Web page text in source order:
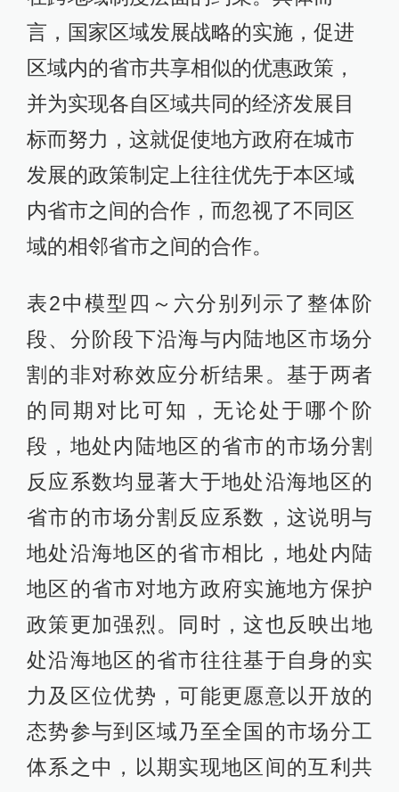
表2中模型四～六分别列示了整体阶
段、分阶段下沿海与内陆地区市场分
割的非对称效应分析结果。基于两者
的同期对比可知，无论处于哪个阶
段，地处内陆地区的省市的市场分割
反应系数均显著大于地处沿海地区的
省市的市场分割反应系数，这说明与
地处沿海地区的省市相比，地处内陆
地区的省市对地方政府实施地方保护
政策更加强烈。同时，这也反映出地
处沿海地区的省市往往基于自身的实
力及区位优势，可能更愿意以开放的
态势参与到区域乃至全国的市场分工
体系之中，以期实现地区间的互利共
赢。
四、主要结论及政策建议
针对经济体制转轨时期我国特有的市
场分割现象，如何打破市场分割，构
建现代市场体系，是当前不得不面对
的一大主题。在经济高速发展的中
国，基础设施建设实现跨越式发展，